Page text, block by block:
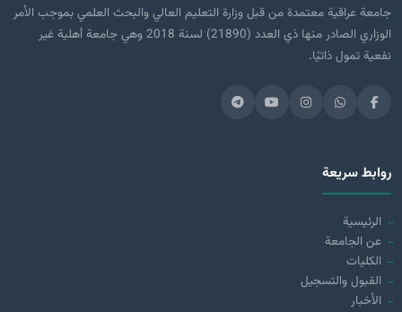
جامعة عراقية معتمدة من قبل وزارة التعليم العالي والبحث العلمي بموجب الأمر
الوزاري الصادر منها ذي العدد (21890) لسنة 2018 وهي جامعة أهلية غير
نفعية تمول ذاتيًا.
روابط سريعة
الرئيسية
عن الجامعة
الكليات
القبول والتسجيل
الأخبار